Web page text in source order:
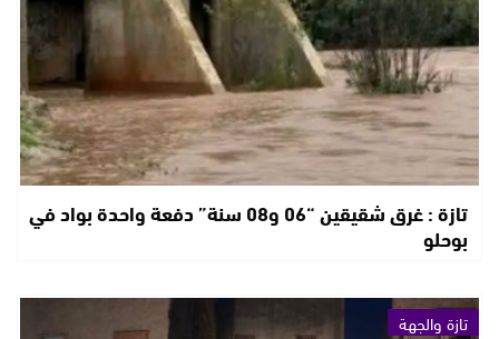
تازة : غرق شقيقين “06 و08 سنة” دفعة واحدة بواد في
بوحلو
تازة والجهة